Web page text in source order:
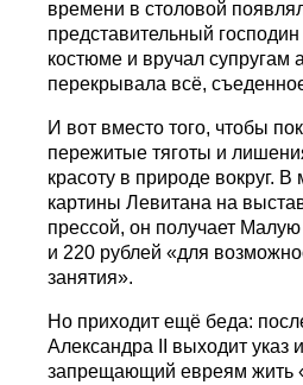
времени в столовой
представительный
костюме и вручал супругам
перекрывала всё,
И вот вместо того, чтобы
пережитые тяготы и
красоту в природе вокруг.
картины Левитана на
прессой, он получает
и 220 рублей «для
занятия».
Но приходит ещё беда:
Александра II выходит указ
запрещающий евреям жить